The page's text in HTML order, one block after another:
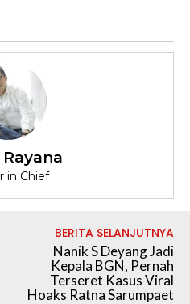
in Chief
BERITA SELANJUTNYA
Nanik S Deyang Jadi
Kepala BGN, Pernah
Terseret Kasus Viral
Hoaks Ratna Sarumpaet